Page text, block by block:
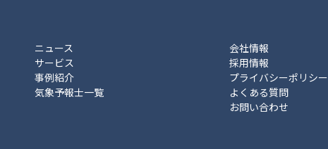
ニュース
サービス
事例紹介
気象予報士一覧
会社情報
採用情報
プライバシーポリシー
よくある質問
お問い合わせ